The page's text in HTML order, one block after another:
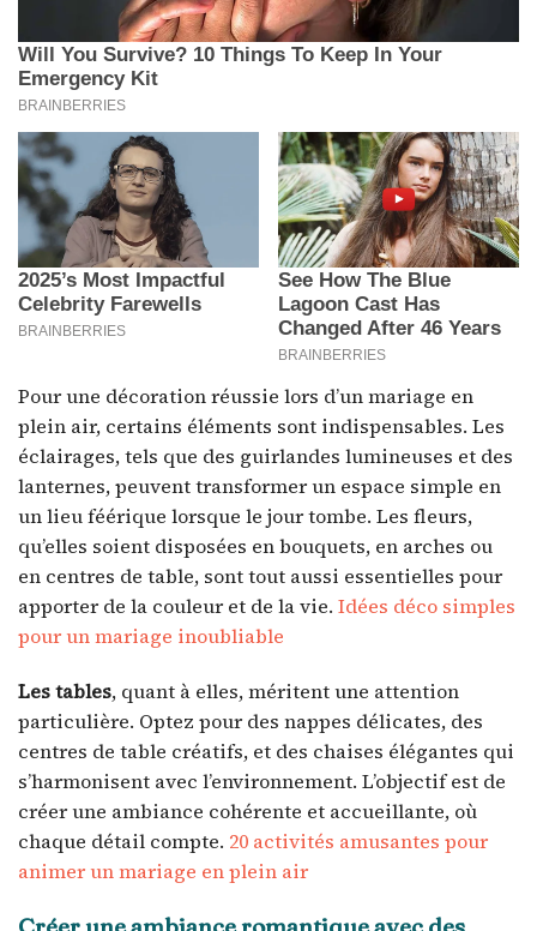
Pour une décoration réussie lors d’un mariage en
plein air, certains éléments sont indispensables. Les
éclairages, tels que des guirlandes lumineuses et des
lanternes, peuvent transformer un espace simple en
un lieu féérique lorsque le jour tombe. Les fleurs,
qu’elles soient disposées en bouquets, en arches ou
en centres de table, sont tout aussi essentielles pour
apporter de la couleur et de la vie. Idées déco simples
pour un mariage inoubliable
Les tables, quant à elles, méritent une attention
particulière. Optez pour des nappes délicates, des
centres de table créatifs, et des chaises élégantes qui
s’harmonisent avec l’environnement. L’objectif est de
créer une ambiance cohérente et accueillante, où
chaque détail compte. 20 activités amusantes pour
animer un mariage en plein air